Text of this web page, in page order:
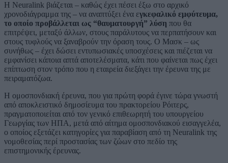
Η Neuralink βιάζεται – καθώς έχει πέσει έξω στο αρχικό
χρονοδιάγραμμα της – να αναπτύξει ένα εγκεφαλικό εμφύτευμα,
το οποίο προβάλλεται ως “θαυματουργή” λύση που θα
επιτρέψει, μεταξύ άλλων, στους παράλυτους να περπατήσουν και
στους τυφλούς να ξαναβρούν την όραση τους. Ο Μασκ – ως
συνήθως – έχει δώσει εντυπωσιακές υποσχέσεις και πιέζεται να
εμφανίσει κάποια απτά αποτελέσματα, κάτι που φαίνεται πως έχει
επίπτωση στον τρόπο που η εταιρεία διεξάγει την έρευνα της με
πειραματόζωα.
Η ομοσπονδιακή έρευνα, που για πρώτη φορά έγινε τώρα γνωστή
από αποκλειστικό δημοσίευμα του πρακτορείου Ρόιτερς,
πραγματοποιείται από τον γενικό επιθεωρητή του υπουργείου
Γεωργίας των ΗΠΑ, μετά από αίτημα ομοσπονδιακού εισαγγελέα,
ο οποίος εξετάζει κατηγορίες για παραβίαση από τη Neuralink της
νομοθεσίας περί προστασίας των ζώων στο πεδίο της
επιστημονικής έρευνας.